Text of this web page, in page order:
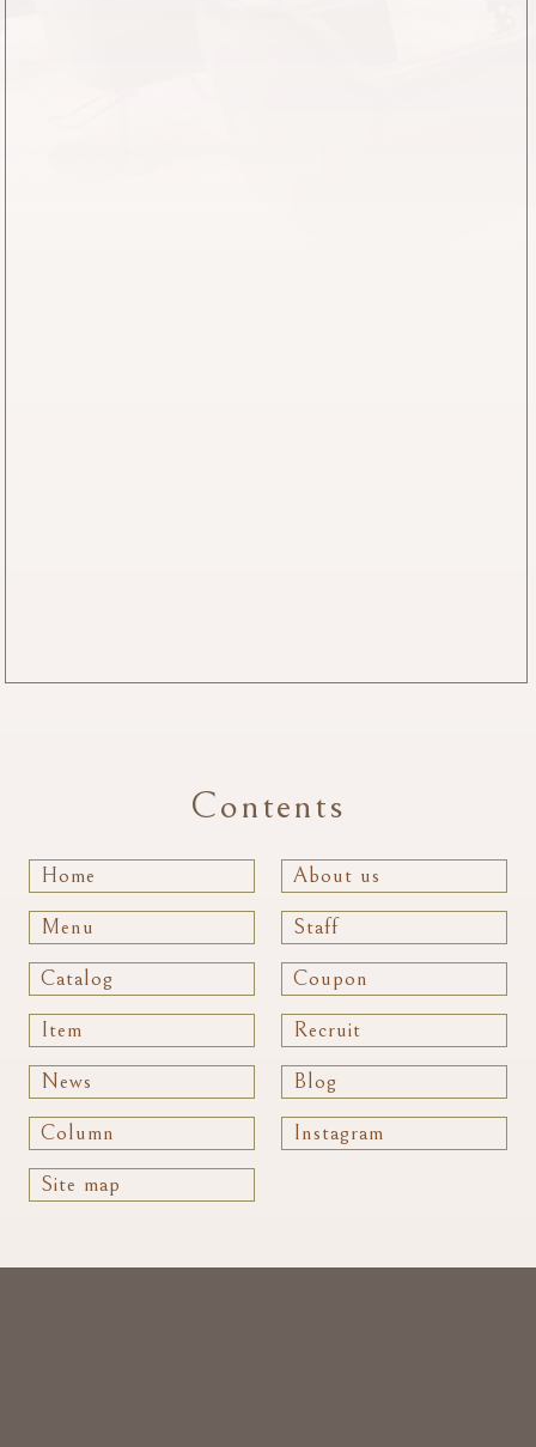
Contents
Home About us
Menu Staff
Catalog Coupon
Item Recruit
News Blog
Column Instagram
Site map